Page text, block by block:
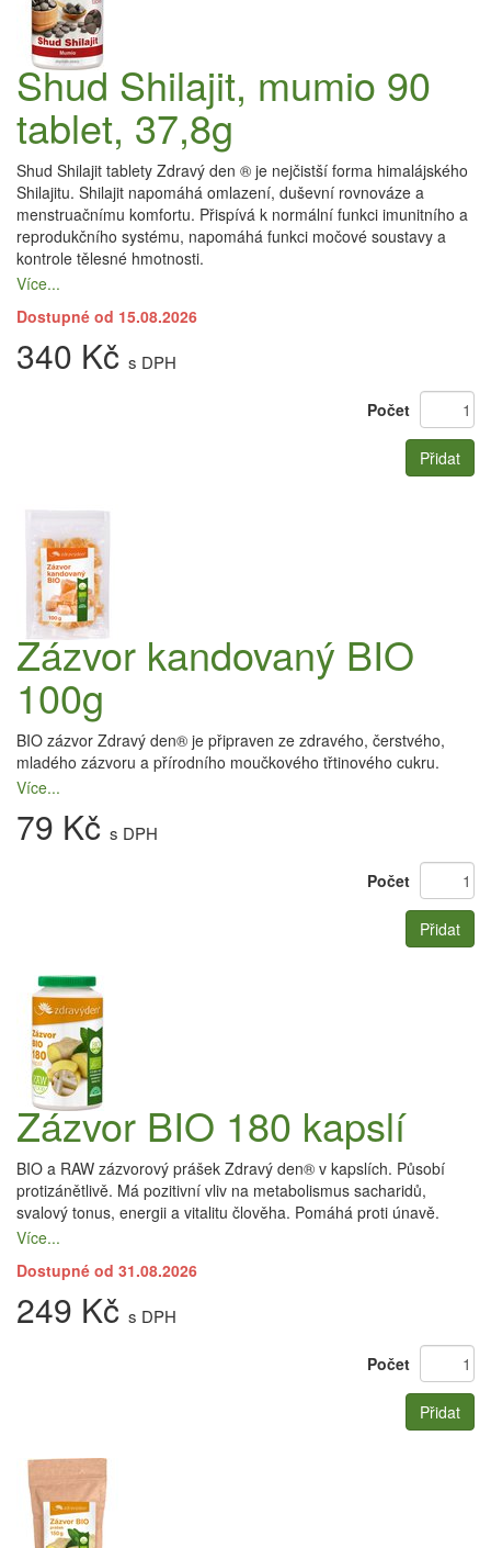
Shud Shilajit, mumio 90
tablet, 37,8g
Shud Shilajit tablety Zdravý den ® je nejčistší forma himalájského
Shilajitu. Shilajit napomáhá omlazení, duševní rovnováze a
menstruačnímu komfortu. Přispívá k normální funkci imunitního a
reprodukčního systému, napomáhá funkci močové soustavy a
kontrole tělesné hmotnosti.
Více...
Dostupné od 15.08.2026
340 Kč s DPH
Počet
Přidat
Zázvor kandovaný BIO
100g
BIO zázvor Zdravý den® je připraven ze zdravého, čerstvého,
mladého zázvoru a přírodního moučkového třtinového cukru.
Více...
79 Kč s DPH
Počet
Přidat
Zázvor BIO 180 kapslí
BIO a RAW zázvorový prášek Zdravý den® v kapslích. Působí
protizánětlivě. Má pozitivní vliv na metabolismus sacharidů,
svalový tonus, energii a vitalitu člověha. Pomáhá proti únavě.
Více...
Dostupné od 31.08.2026
249 Kč s DPH
Počet
Přidat